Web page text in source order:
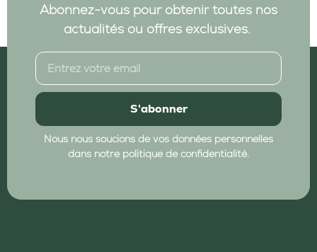
Abonnez-vous pour obtenir toutes nos
actualités ou offres exclusives.
S'abonner
Nous nous soucions de vos données personnelles
dans notre politique de confidentialité.